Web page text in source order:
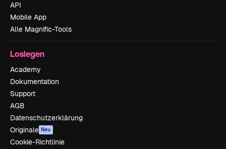
API
Mobile App
Alle Magnific-Tools
Loslegen
Academy
Dokumentation
Support
AGB
Datenschutzerklärung
Originale Neu
Cookie-Richtlinie